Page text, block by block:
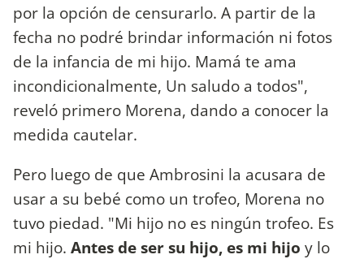
por la opción de censurarlo. A partir de la
fecha no podré brindar información ni fotos
de la infancia de mi hijo. Mamá te ama
incondicionalmente, Un saludo a todos",
reveló primero Morena, dando a conocer la
medida cautelar.
Pero luego de que Ambrosini la acusara de
usar a su bebé como un trofeo, Morena no
tuvo piedad. "Mi hijo no es ningún trofeo. Es
mi hijo. Antes de ser su hijo, es mi hijo y lo